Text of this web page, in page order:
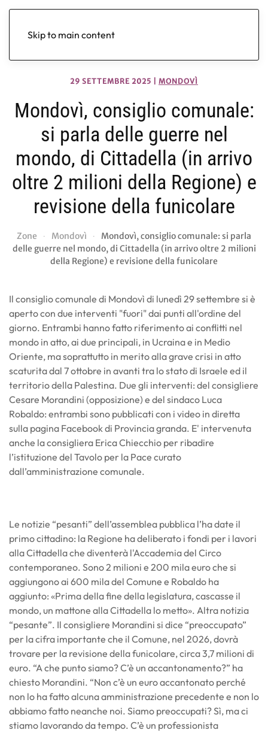
Skip to main content
29 SETTEMBRE 2025 MONDOVÌ
Mondovì, consiglio comunale:
si parla delle guerre nel
mondo, di Cittadella (in arrivo
oltre 2 milioni della Regione) e
revisione della funicolare
Zone Mondovì
Mondovì, consiglio comunale: si parla
delle guerre nel mondo, di Cittadella (in arrivo oltre 2 milioni
della Regione) e revisione della funicolare
Il consiglio comunale di Mondovì di lunedì 29 settembre si è
aperto con due interventi "fuori" dai punti all'ordine del
giorno. Entrambi hanno fatto riferimento ai conflitti nel
mondo in atto, ai due principali, in Ucraina e in Medio
Oriente, ma soprattutto in merito alla grave crisi in atto
scaturita dal 7 ottobre in avanti tra lo stato di Israele ed il
territorio della Palestina. Due gli interventi: del consigliere
Cesare Morandini (opposizione) e del sindaco Luca
Robaldo: entrambi sono pubblicati con i video in diretta
sulla pagina Facebook di Provincia granda. E' intervenuta
anche la consigliera Erica Chiecchio per ribadire
l’istituzione del Tavolo per la Pace curato
dall’amministrazione comunale.
Le notizie “pesanti” dell’assemblea pubblica l’ha date il
primo cittadino: la Regione ha deliberato i fondi per i lavori
alla Cittadella che diventerà l'Accademia del Circo
contemporaneo. Sono 2 milioni e 200 mila euro che si
aggiungono ai 600 mila del Comune e Robaldo ha
aggiunto: «Prima della fine della legislatura, cascasse il
mondo, un mattone alla Cittadella lo metto». Altra notizia
“pesante”. Il consigliere Morandini si dice “preoccupato”
per la cifra importante che il Comune, nel 2026, dovrà
trovare per la revisione della funicolare, circa 3,7 milioni di
euro. “A che punto siamo? C’è un accantonamento?” ha
chiesto Morandini. “Non c’è un euro accantonato perché
non lo ha fatto alcuna amministrazione precedente e non lo
abbiamo fatto neanche noi. Siamo preoccupati? Sì, ma ci
stiamo lavorando da tempo. C’è un professionista